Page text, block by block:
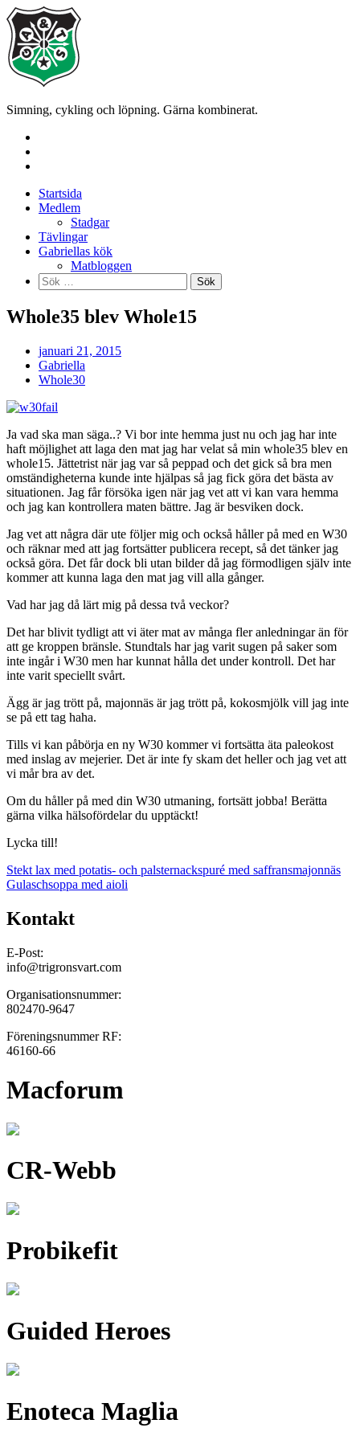
Skip
to
content
Simning, cykling och löpning. Gärna kombinerat.
Startsida
Medlem
Stadgar
Tävlingar
Gabriellas kök
Matbloggen
Sök
efter:
Whole35 blev Whole15
januari 21, 2015
Gabriella
Whole30
Ja vad ska man säga..? Vi bor inte hemma just nu och jag har inte
haft möjlighet att laga den mat jag har velat så min whole35 blev en
whole15. Jättetrist när jag var så peppad och det gick så bra men
omständigheterna kunde inte hjälpas så jag fick göra det bästa av
situationen. Jag får försöka igen när jag vet att vi kan vara hemma
och jag kan kontrollera maten bättre. Jag är besviken dock.
Jag vet att några där ute följer mig och också håller på med en W30
och räknar med att jag fortsätter publicera recept, så det tänker jag
också göra. Det får dock bli utan bilder då jag förmodligen själv inte
kommer att kunna laga den mat jag vill alla gånger.
Vad har jag då lärt mig på dessa två veckor?
Det har blivit tydligt att vi äter mat av många fler anledningar än för
att ge kroppen bränsle. Stundtals har jag varit sugen på saker som
inte ingår i W30 men har kunnat hålla det under kontroll. Det har
inte varit speciellt svårt.
Ägg är jag trött på, majonnäs är jag trött på, kokosmjölk vill jag inte
se på ett tag haha.
Tills vi kan påbörja en ny W30 kommer vi fortsätta äta paleokost
med inslag av mejerier. Det är inte fy skam det heller och jag vet att
vi mår bra av det.
Om du håller på med din W30 utmaning, fortsätt jobba! Berätta
gärna vilka hälsofördelar du upptäckt!
Lycka till!
Inläggsnavigering
Stekt lax med potatis- och palsternackspuré med saffransmajonnäs
Gulaschsoppa med aioli
Kontakt
E-Post:
info@trigronsvart.com
Organisationsnummer:
802470-9647
Föreningsnummer RF:
46160-66
Macforum
CR-Webb
Probikefit
Guided Heroes
Enoteca Maglia